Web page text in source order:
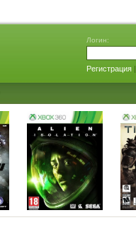
Логин:
Регистрация|